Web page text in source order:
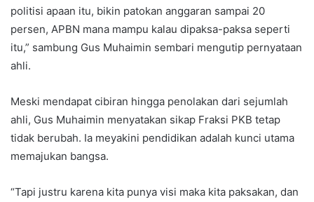
politisi apaan itu, bikin patokan anggaran sampai 20
persen, APBN mana mampu kalau dipaksa-paksa seperti
itu,” sambung Gus Muhaimin sembari mengutip pernyataan
ahli.
Meski mendapat cibiran hingga penolakan dari sejumlah
ahli, Gus Muhaimin menyatakan sikap Fraksi PKB tetap
tidak berubah. Ia meyakini pendidikan adalah kunci utama
memajukan bangsa.
“Tapi justru karena kita punya visi maka kita paksakan, dan